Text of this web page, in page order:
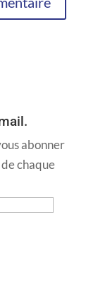
abonner
chaque